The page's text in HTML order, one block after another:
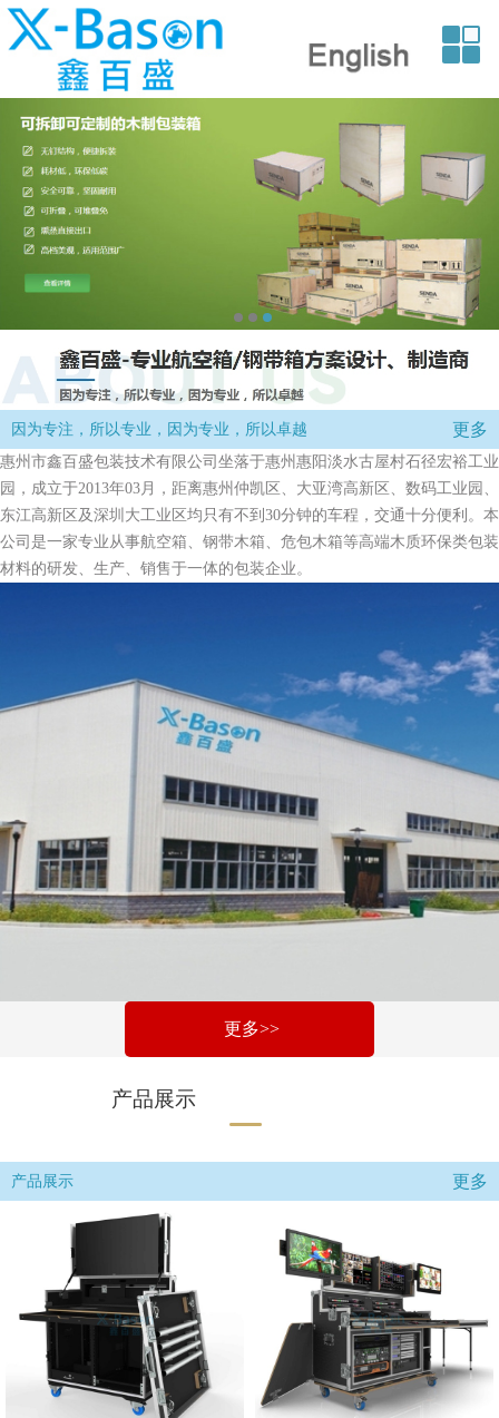
因为专注，所以专业，因为专业，所以卓越 更多
惠州市鑫百盛包装技术有限公司坐落于惠州惠阳淡水古屋村石径宏裕工业
园，成立于2013年03月，距离惠州仲凯区、大亚湾高新区、数码工业园、
东江高新区及深圳大工业区均只有不到30分钟的车程，交通十分便利。本
公司是一家专业从事航空箱、钢带木箱、危包木箱等高端木质环保类包装
材料的研发、生产、销售于一体的包装企业。
更多>>
产品展示
产品展示 更多